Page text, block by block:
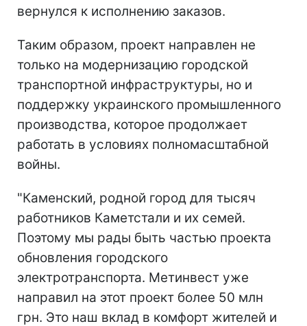
вернулся к исполнению заказов.
Таким образом, проект направлен не
только на модернизацию городской
транспортной инфраструктуры, но и
поддержку украинского промышленного
производства, которое продолжает
работать в условиях полномасштабной
войны.
"Каменский, родной город для тысяч
работников Каметстали и их семей.
Поэтому мы рады быть частью проекта
обновления городского
электротранспорта. Метинвест уже
направил на этот проект более 50 млн
грн. Это наш вклад в комфорт жителей и